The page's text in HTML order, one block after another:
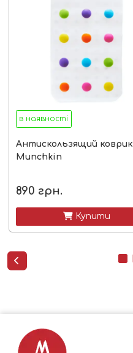
в наявності
Антискользящий коврик
Munchkin
890 грн.
 Купити
